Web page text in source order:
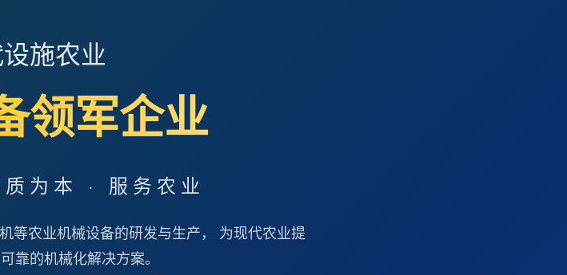
施农业
领军企业
为本 · 服务农业
等农业机械设备的研发与生产， 为现代农业提
靠的机械化解决方案。